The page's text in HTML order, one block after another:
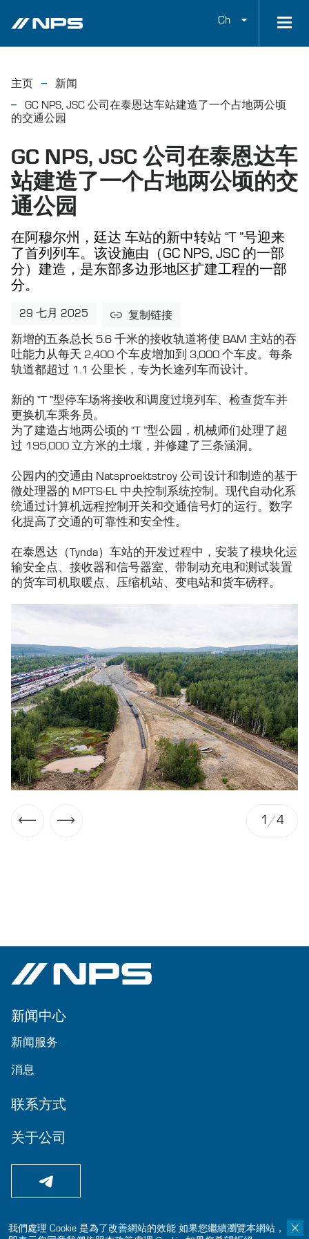
Ch
主页
新闻
GC NPS, JSC 公司在泰恩达车站建造了一个占地两公顷
的交通公园
GC NPS, JSC 公司在泰恩达车
站建造了一个占地两公顷的交
通公园
在阿穆尔州，廷达 车站的新中转站 “T ”号迎来
了首列列车。该设施由（GC NPS, JSC 的一部
分）建造，是东部多边形地区扩建工程的一部
分。
29 七月 2025 复制链接
1/4
新增的五条总长 5.6 千米的接收轨道将使 BAM 主站的吞
吐能力从每天 2,400 个车皮增加到 3,000 个车皮。每条
轨道都超过 1.1 公里长，专为长途列车而设计。
新的 “T ”型停车场将接收和调度过境列车、检查货车并
更换机车乘务员。
为了建造占地两公顷的 “T ”型公园，机械师们处理了超
过 195,000 立方米的土壤，并修建了三条涵洞。
公园内的交通由 Natsproektstroy 公司设计和制造的基于
微处理器的 MPTS-EL 中央控制系统控制。现代自动化系
统通过计算机远程控制开关和交通信号灯的运行。数字
化提高了交通的可靠性和安全性。
在泰恩达（Tynda）车站的开发过程中，安装了模块化运
输安全点、接收器和信号器室、带制动充电和测试装置
的货车司机取暖点、压缩机站、变电站和货车磅秤。
新闻中心
新闻服务
消息
联系方式
关于公司
我們處理 Cookie 是為了改善網站的效能 如果您繼續瀏覽本網站，